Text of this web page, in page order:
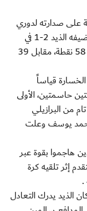
فريق الشارقة على صدارته لدوري
الدرجة الأولى بعد فوزه الثمين والمتأخر أمس على مضيفه الذيد 2-1 في
الجولة 25 . ورفع الشارقة رصيده في المركز الأول إلى 58 نقطة، مقابل 39
قياساً
في آخر 10 دقائق فرصتين حاسمتين، الأولى
من البرازيلي
يوسف وعلت
هاجموا بقوة عبر
إثر تلقيه كرة
يدرك التعادل